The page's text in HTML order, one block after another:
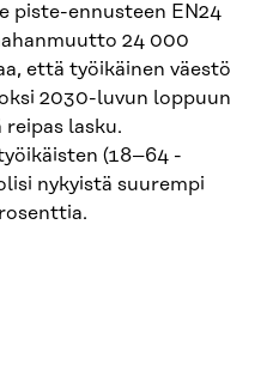
piste-ennusteen EN24
24 000
että työikäinen väestö
2030-luvun loppuun
reipas lasku.
(18–64 -
nykyistä suurempi